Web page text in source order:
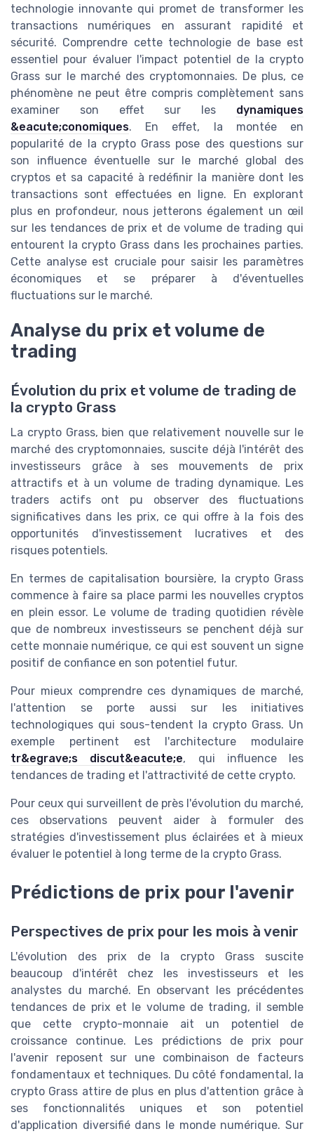
technologie innovante qui promet de transformer les
transactions numériques en assurant rapidité et
sécurité. Comprendre cette technologie de base est
essentiel pour évaluer l'impact potentiel de la crypto
Grass sur le marché des cryptomonnaies. De plus, ce
phénomène ne peut être compris complètement sans
examiner son effet sur les dynamiques
&eacute;conomiques. En effet, la montée en
popularité de la crypto Grass pose des questions sur
son influence éventuelle sur le marché global des
cryptos et sa capacité à redéfinir la manière dont les
transactions sont effectuées en ligne. En explorant
plus en profondeur, nous jetterons également un œil
sur les tendances de prix et de volume de trading qui
entourent la crypto Grass dans les prochaines parties.
Cette analyse est cruciale pour saisir les paramètres
économiques et se préparer à d'éventuelles
fluctuations sur le marché.
Analyse du prix et volume de
trading
Évolution du prix et volume de trading de
la crypto Grass
La crypto Grass, bien que relativement nouvelle sur le
marché des cryptomonnaies, suscite déjà l'intérêt des
investisseurs grâce à ses mouvements de prix
attractifs et à un volume de trading dynamique. Les
traders actifs ont pu observer des fluctuations
significatives dans les prix, ce qui offre à la fois des
opportunités d'investissement lucratives et des
risques potentiels.
En termes de capitalisation boursière, la crypto Grass
commence à faire sa place parmi les nouvelles cryptos
en plein essor. Le volume de trading quotidien révèle
que de nombreux investisseurs se penchent déjà sur
cette monnaie numérique, ce qui est souvent un signe
positif de confiance en son potentiel futur.
Pour mieux comprendre ces dynamiques de marché,
l'attention se porte aussi sur les initiatives
technologiques qui sous-tendent la crypto Grass. Un
exemple pertinent est l'architecture modulaire
tr&egrave;s discut&eacute;e, qui influence les
tendances de trading et l'attractivité de cette crypto.
Pour ceux qui surveillent de près l'évolution du marché,
ces observations peuvent aider à formuler des
stratégies d'investissement plus éclairées et à mieux
évaluer le potentiel à long terme de la crypto Grass.
Prédictions de prix pour l'avenir
Perspectives de prix pour les mois à venir
L'évolution des prix de la crypto Grass suscite
beaucoup d'intérêt chez les investisseurs et les
analystes du marché. En observant les précédentes
tendances de prix et le volume de trading, il semble
que cette crypto-monnaie ait un potentiel de
croissance continue. Les prédictions de prix pour
l'avenir reposent sur une combinaison de facteurs
fondamentaux et techniques. Du côté fondamental, la
crypto Grass attire de plus en plus d'attention grâce à
ses fonctionnalités uniques et son potentiel
d'application diversifié dans le monde numérique. Sur